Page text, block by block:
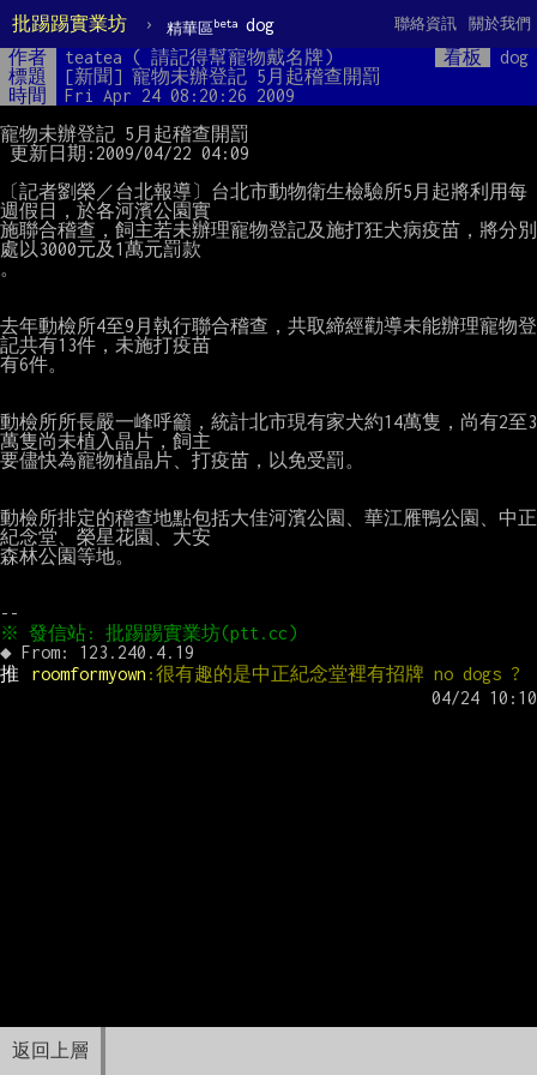
批踢踢實業坊 › 精華區beta dog 關於我們
聯絡資訊
返回上層
作者 teatea ( 請記得幫寵物戴名牌) 看板
dog
標題
[新聞] 寵物未辦登記 5月起稽查開罰
時間
Fri Apr 24 08:20:26 2009
寵物未辦登記 5月起稽查開罰
〔記者劉榮／台北報導〕台北市動物衛生檢驗所5月起將利用每
週假日，於各河濱公園實
施聯合稽查，飼主若未辦理寵物登記及施打狂犬病疫苗，將分別
處以3000元及1萬元罰款
。
去年動檢所4至9月執行聯合稽查，共取締經勸導未能辦理寵物登
記共有13件，未施打疫苗
有6件。
動檢所所長嚴一峰呼籲，統計北市現有家犬約14萬隻，尚有2至3
萬隻尚未植入晶片，飼主
要儘快為寵物植晶片、打疫苗，以免受罰。
動檢所排定的稽查地點包括大佳河濱公園、華江雁鴨公園、中正
紀念堂、榮星花園、大安
森林公園等地。
推
roomformyown :很有趣的是中正紀念堂裡有招牌 no dogs ?